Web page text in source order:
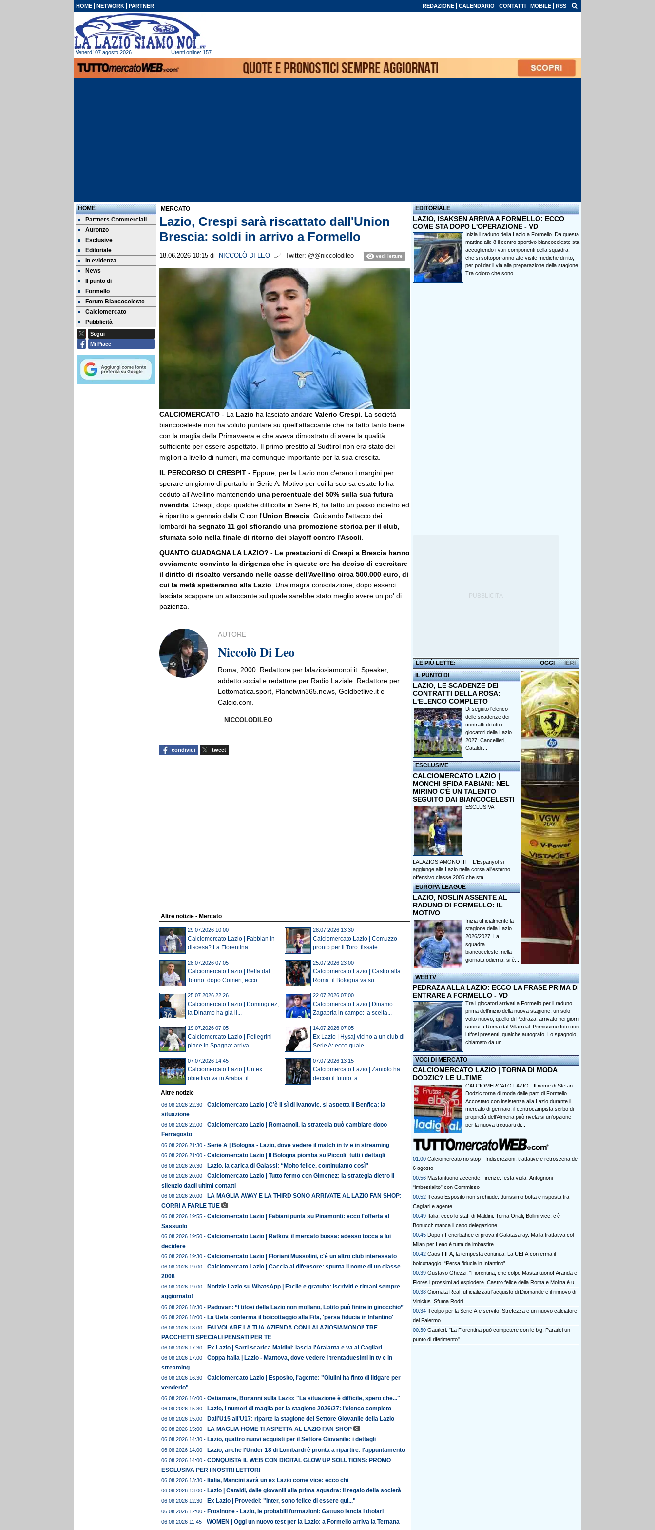
HOME NETWORK PARTNER REDAZIONE CALENDARIO CONTATTI MOBILE RSS
Venerdì 07 agosto 2026 Utenti online: 157
HOME
Partners Commerciali
Auronzo
Esclusive
Editoriale
In evidenza
News
Il punto di
Formello
Forum Biancoceleste
Calciomercato
Pubblicità
Segui
Mi Piace
MERCATO
Lazio, Crespi sarà riscattato dall'Union
Brescia: soldi in arrivo a Formello
18.06.2026 10:15 di NICCOLÒ DI LEO Twitter: @@niccolodileo_ vedi letture
CALCIOMERCATO - La Lazio ha lasciato andare Valerio Crespi. La società
biancoceleste non ha voluto puntare su quell'attaccante che ha fatto tanto bene
con la maglia della Primavaera e che aveva dimostrato di avere la qualità
sufficiente per essere aspettato. Il primo prestito al Sudtirol non era stato dei
migliori a livello di numeri, ma comunque importante per la sua crescita.
IL PERCORSO DI CRESPIT - Eppure, per la Lazio non c'erano i margini per
sperare un giorno di portarlo in Serie A. Motivo per cui la scorsa estate lo ha
ceduto all'Avellino mantenendo una percentuale del 50% sulla sua futura
rivendita . Crespi, dopo qualche difficoltà in Serie B, ha fatto un passo indietro ed
è ripartito a gennaio dalla C con l'Union Brescia . Guidando l'attacco dei
lombardi ha segnato 11 gol sfiorando una promozione storica per il club,
sfumata solo nella finale di ritorno dei playoff contro l'Ascoli
QUANTO GUADAGNA LA LAZIO? - Le prestazioni di Crespi a Brescia hanno
ovviamente convinto la dirigenza che in queste ore ha deciso di esercitare
il diritto di riscatto versando nelle casse dell'Avellino circa 500.000 euro, di
cui la metà spetteranno alla Lazio . Una magra consolazione, dopo esserci
lasciata scappare un attaccante sul quale sarebbe stato meglio avere un po' di
pazienza.
AUTORE
Niccolò Di Leo
Roma, 2000. Redattore per lalaziosiamonoi.it. Speaker,
addetto social e redattore per Radio Laziale. Redattore per
Lottomatica.sport, Planetwin365.news, Goldbetlive.it e
Calcio.com.
NICCOLODILEO_
condividi tweet
Altre notizie - Mercato
29.07.2026 10:00
Calciomercato Lazio | Fabbian in
discesa? La Fiorentina...
28.07.2026 13:30
Calciomercato Lazio | Comuzzo
pronto per il Toro: fissate...
28.07.2026 07:05
Calciomercato Lazio | Beffa dal
Torino: dopo Comert, ecco...
25.07.2026 23:00
Calciomercato Lazio | Castro alla
Roma: il Bologna va su...
25.07.2026 22:26
Calciomercato Lazio | Dominguez,
la Dinamo ha già il...
22.07.2026 07:00
Calciomercato Lazio | Dinamo
Zagabria in campo: la scelta...
19.07.2026 07:05
Calciomercato Lazio | Pellegrini
piace in Spagna: arriva...
14.07.2026 07:05
Ex Lazio | Hysaj vicino a un club di
Serie A: ecco quale
07.07.2026 14:45
Calciomercato Lazio | Un ex
obiettivo va in Arabia: il...
07.07.2026 13:15
Calciomercato Lazio | Zaniolo ha
deciso il futuro: a...
Altre notizie
06.08.2026 22:30 - Calciomercato Lazio | C’è il sì di Ivanovic, si aspetta il Benfica: la
situazione
06.08.2026 22:00 - Calciomercato Lazio | Romagnoli, la strategia può cambiare dopo
Ferragosto
06.08.2026 21:30 - Serie A | Bologna - Lazio, dove vedere il match in tv e in streaming
06.08.2026 21:00 - Calciomercato Lazio | Il Bologna piomba su Piccoli: tutti i dettagli
06.08.2026 20:30 - Lazio, la carica di Galassi: “Molto felice, continuiamo così”
06.08.2026 20:00 - Calciomercato Lazio | Tutto fermo con Gimenez: la strategia dietro il
silenzio dagli ultimi contatti
06.08.2026 20:00 - LA MAGLIA AWAY E LA THIRD SONO ARRIVATE AL LAZIO FAN SHOP:
CORRI A FARLE TUE
06.08.2026 19:55 - Calciomercato Lazio | Fabiani punta su Pinamonti: ecco l'offerta al
Sassuolo
06.08.2026 19:50 - Calciomercato Lazio | Ratkov, il mercato bussa: adesso tocca a lui
decidere
06.08.2026 19:30 - Calciomercato Lazio | Floriani Mussolini, c'è un altro club interessato
06.08.2026 19:00 - Calciomercato Lazio | Caccia al difensore: spunta il nome di un classe
2008
06.08.2026 19:00 - Notizie Lazio su WhatsApp | Facile e gratuito: iscriviti e rimani sempre
aggiornato!
06.08.2026 18:30 - Padovan: “I tifosi della Lazio non mollano, Lotito può finire in ginocchio”
06.08.2026 18:00 - La Uefa conferma il boicottaggio alla Fifa, 'persa fiducia in Infantino'
06.08.2026 18:00 - FAI VOLARE LA TUA AZIENDA CON LALAZIOSIAMONOI! TRE
PACCHETTI SPECIALI PENSATI PER TE
06.08.2026 17:30 - Ex Lazio | Sarri scarica Maldini: lascia l'Atalanta e va al Cagliari
06.08.2026 17:00 - Coppa Italia | Lazio - Mantova, dove vedere i trentaduesimi in tv e in
streaming
06.08.2026 16:30 - Calciomercato Lazio | Esposito, l'agente: "Giulini ha finto di litigare per
venderlo"
06.08.2026 16:00 - Ostiamare, Bonanni sulla Lazio: "La situazione è difficile, spero che..."
06.08.2026 15:30 - Lazio, i numeri di maglia per la stagione 2026/27: l’elenco completo
06.08.2026 15:00 - Dall’U15 all’U17: riparte la stagione del Settore Giovanile della Lazio
06.08.2026 15:00 - LA MAGLIA HOME TI ASPETTA AL LAZIO FAN SHOP
06.08.2026 14:30 - Lazio, quattro nuovi acquisti per il Settore Giovanile: i dettagli
06.08.2026 14:00 - Lazio, anche l’Under 18 di Lombardi è pronta a ripartire: l’appuntamento
06.08.2026 14:00 - CONQUISTA IL WEB CON DIGITAL GLOW UP SOLUTIONS: PROMO
ESCLUSIVA PER I NOSTRI LETTORI
06.08.2026 13:30 - Italia, Mancini avrà un ex Lazio come vice: ecco chi
06.08.2026 13:00 - Lazio | Cataldi, dalle giovanili alla prima squadra: il regalo della società
06.08.2026 12:30 - Ex Lazio | Provedel: "Inter, sono felice di essere qui..."
06.08.2026 12:00 - Frosinone - Lazio, le probabili formazioni: Gattuso lancia i titolari
06.08.2026 11:45 - WOMEN | Oggi un nuovo test per la Lazio: a Formello arriva la Ternana
EDITORIALE
LAZIO, ISAKSEN ARRIVA A FORMELLO: ECCO
COME STA DOPO L'OPERAZIONE - VD
Inizia il raduno della Lazio a Formello. Da questa
mattina alle 8 il centro sportivo biancoceleste sta
accogliendo i vari componenti della squadra,
che si sottoporranno alle visite mediche di rito,
per poi dar il via alla preparazione della stagione.
Tra coloro che sono...
LE PIÙ LETTE: IERI
OGGI
IL PUNTO DI
LAZIO, LE SCADENZE DEI
CONTRATTI DELLA ROSA:
L'ELENCO COMPLETO
Di seguito l'elenco
delle scadenze dei
contratti di tutti i
giocatori della Lazio.
2027: Cancellieri,
Cataldi,...
ESCLUSIVE
CALCIOMERCATO LAZIO |
MONCHI SFIDA FABIANI: NEL
MIRINO C'È UN TALENTO
SEGUITO DAI BIANCOCELESTI
ESCLUSIVA
LALAZIOSIAMONOI.IT - L'Espanyol si
aggiunge alla Lazio nella corsa all'esterno
offensivo classe 2006 che sta...
EUROPA LEAGUE
LAZIO, NOSLIN ASSENTE AL
RADUNO DI FORMELLO: IL
MOTIVO
Inizia ufficialmente la
stagione della Lazio
2026/2027. La
squadra
biancoceleste, nella
giornata odierna, si è...
WEBTV
PEDRAZA ALLA LAZIO: ECCO LA FRASE PRIMA DI
ENTRARE A FORMELLO - VD
Tra i giocatori arrivati a Formello per il raduno
prima dell'inizio della nuova stagione, un solo
volto nuovo, quello di Pedraza, arrivato nei giorni
scorsi a Roma dal Villarreal. Primissime foto con
i tifosi presenti, qualche autografo. Lo spagnolo,
chiamato da un...
VOCI DI MERCATO
CALCIOMERCATO LAZIO | TORNA DI MODA
DODZIC? LE ULTIME
CALCIOMERCATO LAZIO - Il nome di Stefan
Dodzic torna di moda dalle parti di Formello.
Accostato con insistenza alla Lazio durante il
mercato di gennaio, il centrocampista serbo di
proprietà dell'Almeria può rivelarsi un'opzione
per la nuova trequarti di...
01:00 Calciomercato no stop - Indiscrezioni, trattative e retroscena del
6 agosto
00:56 Mastantuono accende Firenze: festa viola. Antognoni
“imbestialito” con Commisso
00:52 Il caso Esposito non si chiude: durissimo botta e risposta tra
Cagliari e agente
00:49 Italia, ecco lo staff di Maldini. Torna Oriali, Bollini vice, c’è
Bonucci: manca il capo delegazione
00:45 Dopo il Fenerbahce ci prova il Galatasaray. Ma la trattativa col
Milan per Leao è tutta da imbastire
00:42 Caos FIFA, la tempesta continua. La UEFA conferma il
boicottaggio: “Persa fiducia in Infantino”
00:39 Gustavo Ghezzi: “Fiorentina, che colpo Mastantuono! Aranda e
Flores i prossimi ad esplodere. Castro felice della Roma e Molina è un
bel colpo”
00:38 Giornata Real: ufficializzati l'acquisto di Diomande e il rinnovo di
Vinicius. Sfuma Rodri
00:34 Il colpo per la Serie A è servito: Strefezza è un nuovo calciatore
del Palermo
00:30 Gautieri: "La Fiorentina può competere con le big. Paratici un
punto di riferimento"